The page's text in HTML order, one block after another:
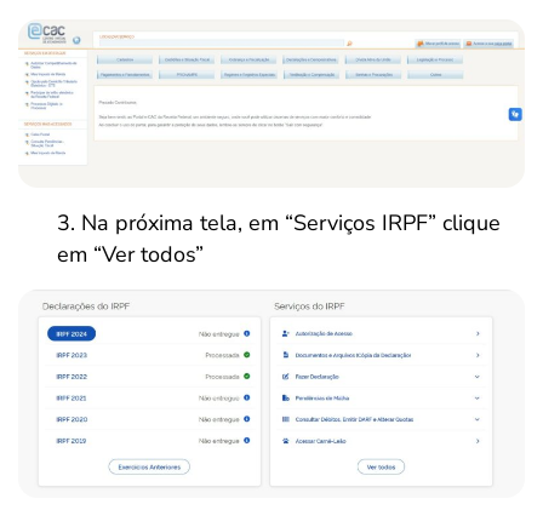
Na próxima tela, em “Serviços IRPF” clique
em “Ver todos”